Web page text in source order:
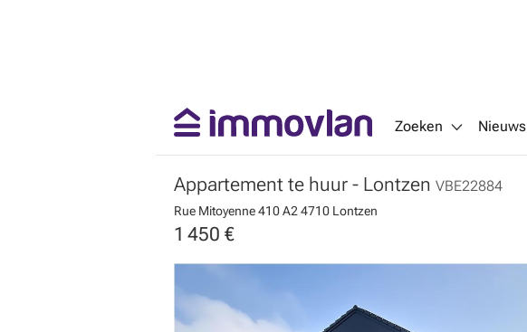
Zoeken Nieuws
Appartement te huur - Lontzen VBE22884
Rue Mitoyenne 410 A24710 Lontzen
1 450 €